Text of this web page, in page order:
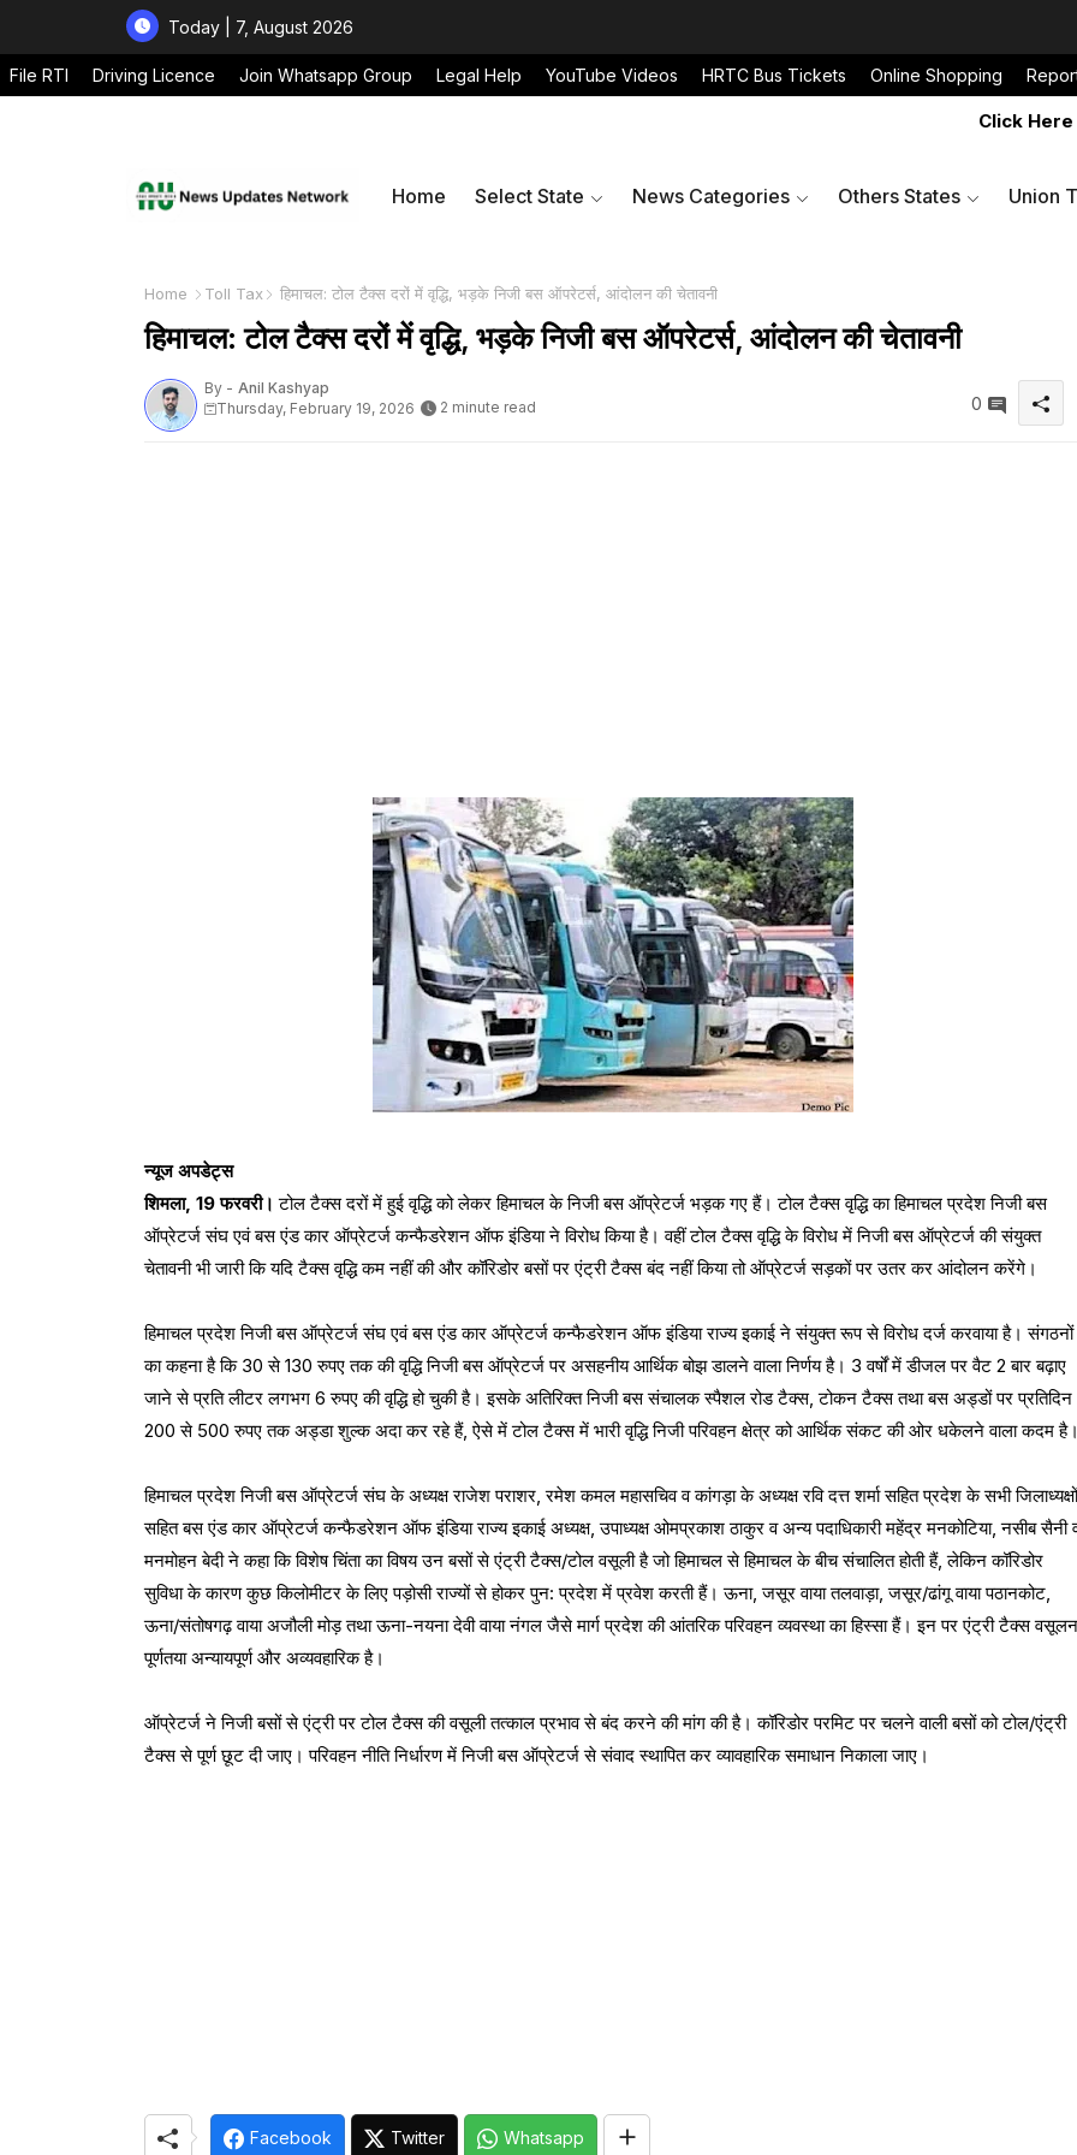
Today | 7, August 2026
File RTI Driving Licence Join Whatsapp Group Legal Help YouTube Videos HRTC Bus Tickets Online Shopping
Click Here to
Home Select State News Categories Others States Union
Home Toll Tax हिमाचल: टोल टैक्स दरों में वृद्धि, भड़के निजी बस ऑपरेटर्स, आंदोलन की चेतावनी
हिमाचल: टोल टैक्स दरों में वृद्धि, भड़के निजी बस ऑपरेटर्स, आंदोलन की चेतावनी
By - Anil Kashyap
Thursday, February 19, 2026
2 minute read 0
न्यूज अपडेट्स
शिमला, 19 फरवरी। टोल टैक्स दरों में हुई वृद्धि को लेकर हिमाचल के निजी बस ऑप्रेटर्ज भड़क गए हैं। टोल टैक्स वृद्धि का हिमाचल प्रदेश निजी बस
ऑप्रेटर्ज संघ एवं बस एंड कार ऑप्रेटर्ज कन्फैडरेशन ऑफ इंडिया ने विरोध किया है। वहीं टोल टैक्स वृद्धि के विरोध में निजी बस ऑप्रेटर्ज की संयुक्त
चेतावनी भी जारी कि यदि टैक्स वृद्धि कम नहीं की और कॉरिडोर बसों पर एंट्री टैक्स बंद नहीं किया तो ऑप्रेटर्ज सड़कों पर उतर कर आंदोलन करेंगे।
हिमाचल प्रदेश निजी बस ऑप्रेटर्ज संघ एवं बस एंड कार ऑप्रेटर्ज कन्फैडरेशन ऑफ इंडिया राज्य इकाई ने संयुक्त रूप से विरोध दर्ज करवाया है। संगठनों
का कहना है कि 30 से 130 रुपए तक की वृद्धि निजी बस ऑप्रेटर्ज पर असहनीय आर्थिक बोझ डालने वाला निर्णय है। 3 वर्षों में डीजल पर वैट 2 बार बढ़ाए
जाने से प्रति लीटर लगभग 6 रुपए की वृद्धि हो चुकी है। इसके अतिरिक्त निजी बस संचालक स्पैशल रोड टैक्स, टोकन टैक्स तथा बस अड्डों पर प्रतिदिन
200 से 500 रुपए तक अड्डा शुल्क अदा कर रहे हैं, ऐसे में टोल टैक्स में भारी वृद्धि निजी परिवहन क्षेत्र को आर्थिक संकट की ओर धकेलने वाला कदम
हिमाचल प्रदेश निजी बस ऑप्रेटर्ज संघ के अध्यक्ष राजेश पराशर, रमेश कमल महासचिव व कांगड़ा के अध्यक्ष रवि दत्त शर्मा सहित प्रदेश के सभी जिलाध्यक्षों
सहित बस एंड कार ऑप्रेटर्ज कन्फैडरेशन ऑफ इंडिया राज्य इकाई अध्यक्ष, उपाध्यक्ष ओमप्रकाश ठाकुर व अन्य पदाधिकारी महेंद्र मनकोटिया, नसीब सैनी
मनमोहन बेदी ने कहा कि विशेष चिंता का विषय उन बसों से एंट्री टैक्स/टोल वसूली है जो हिमाचल से हिमाचल के बीच संचालित होती हैं, लेकिन कॉरिडोर
सुविधा के कारण कुछ किलोमीटर के लिए पड़ोसी राज्यों से होकर पुन: प्रदेश में प्रवेश करती हैं। ऊना, जसूर वाया तलवाड़ा, जसूर/ढांगू वाया पठानकोट,
ऊना/संतोषगढ़ वाया अजौली मोड़ तथा ऊना-नयना देवी वाया नंगल जैसे मार्ग प्रदेश की आंतरिक परिवहन व्यवस्था का हिस्सा हैं। इन पर एंट्री टैक्स
पूर्णतया अन्यायपूर्ण और अव्यवहारिक है।
ऑप्रेटर्ज ने निजी बसों से एंट्री पर टोल टैक्स की वसूली तत्काल प्रभाव से बंद करने की मांग की है। कॉरिडोर परमिट पर चलने वाली बसों को टोल/एंट्री
टैक्स से पूर्ण छूट दी जाए। परिवहन नीति निर्धारण में निजी बस ऑप्रेटर्ज से संवाद स्थापित कर व्यावहारिक समाधान निकाला जाए।
Facebook Twitter Whatsapp